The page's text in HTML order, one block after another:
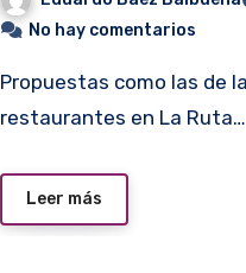
No hay comentarios
Propuestas como las de la foto son las que presentarán los
restaurantes en La Ruta…
Leer más